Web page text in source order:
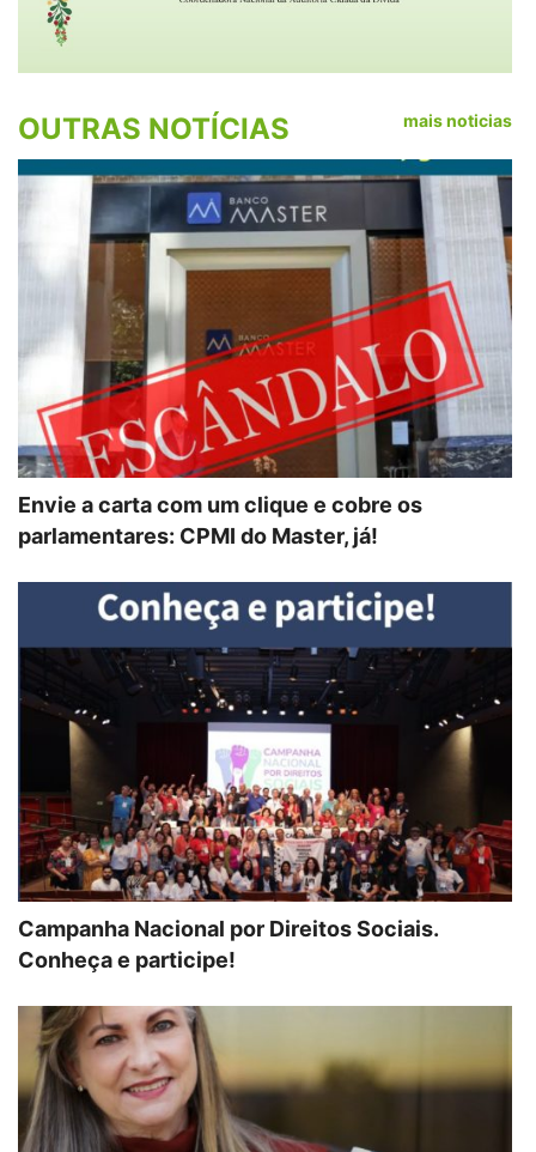
OUTRAS NOTÍCIAS mais noticias
Envie a carta com um clique e cobre os
parlamentares: CPMI do Master, já!
Campanha Nacional por Direitos Sociais.
Conheça e participe!